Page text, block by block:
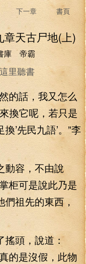
下一章 書頁
天古尸地(上)
庫 帝霸
里聽書
話，我又怎么
換它呢，若只是
’先民九語’。”李
容，不由說
柜可是說此乃是
祖先的東西，
頭，說道：
的是沒假，此物